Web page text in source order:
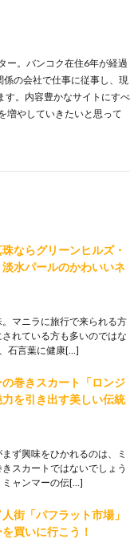
ー。バンコク在住6年が経過
係の会社で仕事に従事し、現
す。内容豊かなサイトにすべ
増やしていきたいと思って
ならグリーンヒルズ・
水パールのかわいいネ
マニラに旅行で来られる方
れている方も多いのではな
石言葉に健康[…]
の巻きスカート「ロンジ
を引き出す美しい伝統
ず興味をひかれるのは、ミ
スカートではないでしょう
ミャンマーの伝[…]
街「パフラット市場」
買いに行こう！